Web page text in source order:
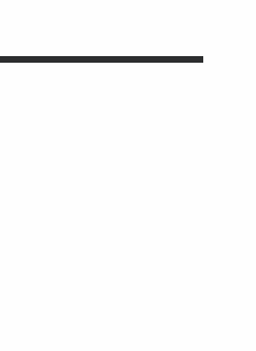
modelli organizzativi